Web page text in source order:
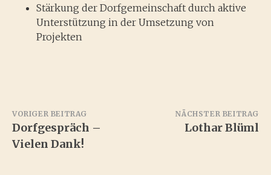
Stärkung der Dorfgemeinschaft durch aktive
Unterstützung in der Umsetzung von
Projekten
Beitragsnavigation
VORIGER BEITRAG
Dorfgespräch –
Vielen Dank!
NÄCHSTER BEITRAG
Lothar Blüml